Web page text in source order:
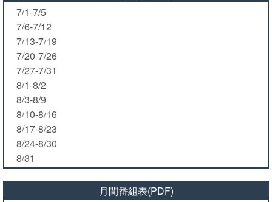
7/1-7/5
7/6-7/12
7/13-7/19
7/20-7/26
7/27-7/31
8/1-8/2
8/3-8/9
8/10-8/16
8/17-8/23
8/24-8/30
8/31
月間番組表(PDF)